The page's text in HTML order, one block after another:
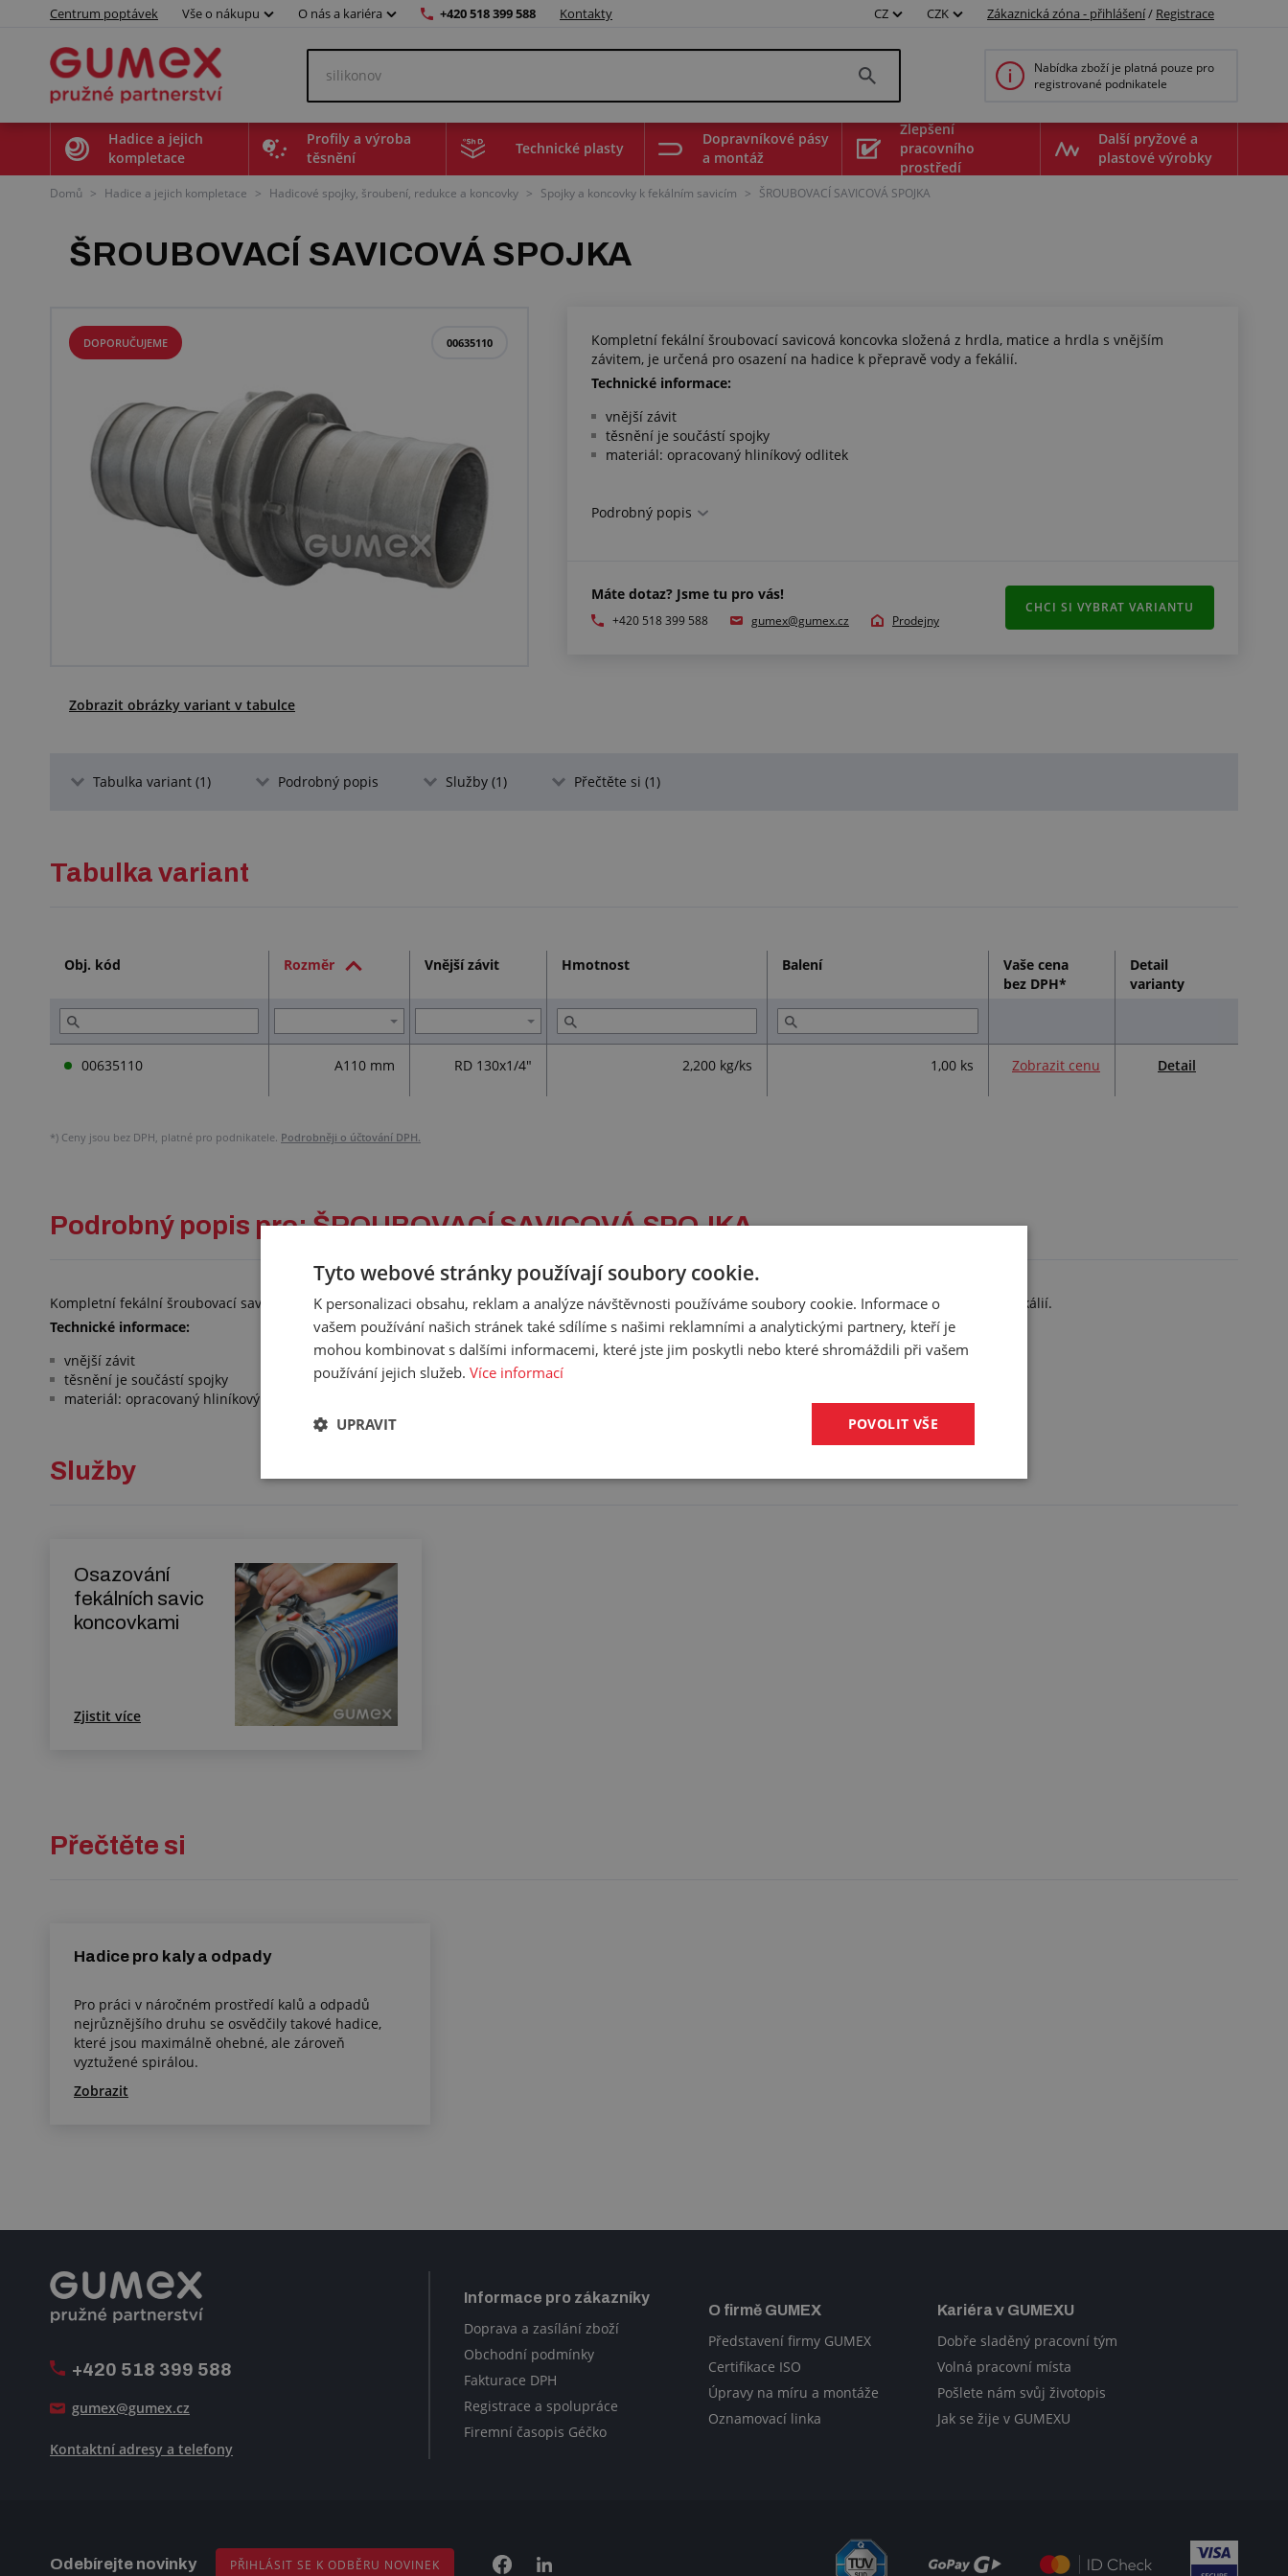
Centrum poptávek Vše o nákupu O nás a kariéra +420 518 399 588 Kontakty CZ CZK Zákaznická zóna - přihlášení/ Registrace
Nabídka zboží je platná pouze pro
registrované podnikatele
Hadice a jejich
kompletace
Profily a výroba
těsnění
Technické plasty
Dopravníkové pásy
a montáž
Zlepšení
pracovního
prostředí
Další pryžové a
plastové výrobky
Domů > Hadice a jejich kompletace > Hadicové spojky, šroubení, redukce a koncovky > Spojky a koncovky k fekálním savicím > ŠROUBOVACÍ SAVICOVÁ SPOJKA
ŠROUBOVACÍ SAVICOVÁ SPOJKA
00635110
DOPORUČUJEME
Zobrazit obrázky variant v tabulce
Kompletní fekální šroubovací savicová koncovka složená z hrdla, matice a hrdla s vnějším
závitem, je určená pro osazení na hadice k přepravě vody a fekálií.
Technické informace:
vnější závit
těsnění je součástí spojky
materiál: opracovaný hliníkový odlitek
Podrobný popis
Máte dotaz? Jsme tu pro vás!
+420 518 399 588 gumex@gumex.cz Prodejny
CHCI SI VYBRAT VARIANTU
Tabulka variant (1) Podrobný popis Služby (1) Přečtěte si (1)
Tabulka variant
Obj. kód Rozměr Vnější závit Hmotnost Balení
Vaše cena
bez DPH*
Detail
varianty
00635110 A110 mm RD 130x1/4" 2,200 kg/ks 1,00 ks Zobrazit cenu Detail
*) Ceny jsou bez DPH, platné pro podnikatele. Podrobněji o účtování DPH.
Podrobný popis pro: ŠROUBOVACÍ SAVICOVÁ SPOJKA
Kompletní fekální šroubovací savicová koncovka složená z hrdla, matice a hrdla s vnějším závitem, je určená pro osazení na hadice k přepravě vody a fekálií.
Technické informace:
vnější závit
těsnění je součástí spojky
materiál: opracovaný hliníkový odlitek
Služby
Osazování
fekálních savic
koncovkami
Zjistit více
Přečtěte si
Hadice pro kaly a odpady
Pro práci v náročném prostředí kalů a odpadů
nejrůznějšího druhu se osvědčily takové hadice,
které jsou maximálně ohebné, ale zároveň
vyztužené spirálou.
Zobrazit
+420 518 399 588
gumex@gumex.cz
Kontaktní adresy a telefony
Informace pro zákazníky
Doprava a zasílání zboží
Obchodní podmínky
Fakturace DPH
Registrace a spolupráce
Firemní časopis Géčko
O firmě GUMEX
Představení firmy GUMEX
Certifikace ISO
Úpravy na míru a montáže
Oznamovací linka
Kariéra v GUMEXU
Dobře sladěný pracovní tým
Volná pracovní místa
Pošlete nám svůj životopis
Jak se žije v GUMEXU
Odebírejte novinky PŘIHLÁSIT SE K ODBĚRU NOVINEK
Tyto webové stránky používají soubory cookie.
K personalizaci obsahu, reklam a analýze návštěvnosti používáme soubory cookie. Informace o
vašem používání našich stránek také sdílíme s našimi reklamními a analytickými partnery, kteří je
mohou kombinovat s dalšími informacemi, které jste jim poskytli nebo které shromáždili při vašem
používání jejich služeb. Více informací
POVOLIT VŠE
UPRAVIT